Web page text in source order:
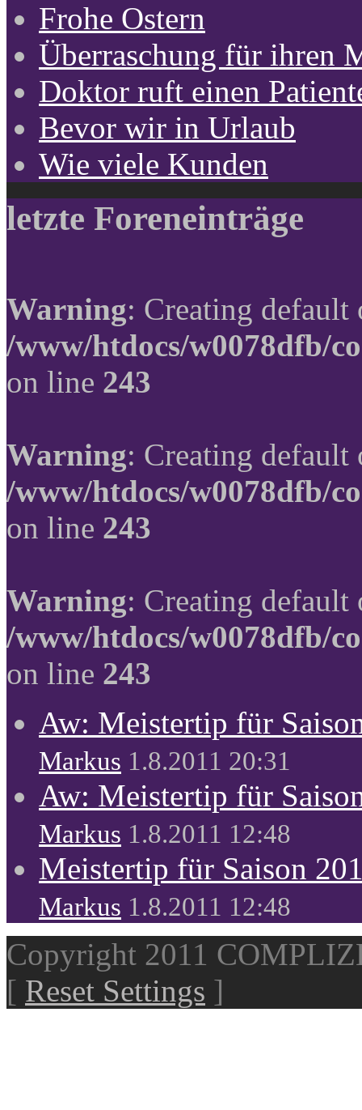
Frohe Ostern
Überraschung für ihren
Doktor ruft einen
Bevor wir in Urlaub
Wie viele Kunden
letzte Foreneinträge
Warning: Creating
/www/htdocs/w0078dfb/
on line 243
Warning: Creating
/www/htdocs/w0078dfb/
on line 243
Warning: Creating
/www/htdocs/w0078dfb/
on line 243
Aw: Meistertip für
Markus 1.8.2011 20:31
Aw: Meistertip für
Markus 1.8.2011 12:48
Meistertip für Saison
Markus 1.8.2011 12:48
Copyright 2011
[ Reset Settings ]